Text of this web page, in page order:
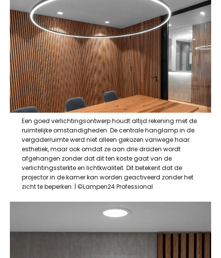
Een goed verlichtingsontwerp houdt altijd rekening met de
ruimtelijke omstandigheden. De centrale hanglamp in de
vergaderruimte werd niet alleen gekozen vanwege haar
esthetiek, maar ook omdat ze aan drie draden wordt
afgehangen zonder dat dit ten koste gaat van de
verlichtingssterkte en lichtkwaliteit. Dit betekent dat de
projector in de kamer kan worden geactiveerd zonder het
zicht te beperken. | ©Lampen24 Professional